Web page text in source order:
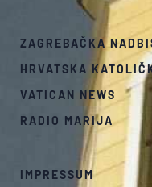
ZAGREBAČKA
HRVATSKA
VATICAN NEWS
RADIO MARIJA
IMPRESSUM